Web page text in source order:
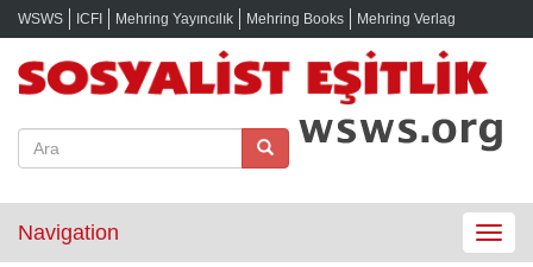
WSWS ICFI Mehring Yayıncılık Mehring Books Mehring Verlag
Toggle
Navigation